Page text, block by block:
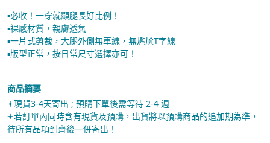
▪︎必收！一穿就顯腿長好比例！
▪︎裸感材質，親膚透氣
▪︎一片式剪裁，大腿外側無車線，無尷尬T字線
▪︎版型正常，按日常尺寸選擇亦可！
商品摘要
𖥔現貨3-4天寄出 ; 預購下單後需等待 2-4 週
𖥔若訂單內同時含有現貨及預購，出貨將以預購商品的追加期為準，
待所有品項到齊後一併寄出！